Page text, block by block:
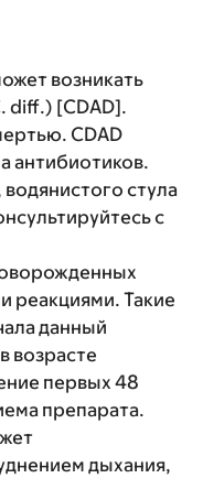
возникать
diff.) [CDAD].
CDAD
антибиотиков.
стула
с
реакциями. Такие
данный
возрасте
первых 48
препарата.
дыхания,